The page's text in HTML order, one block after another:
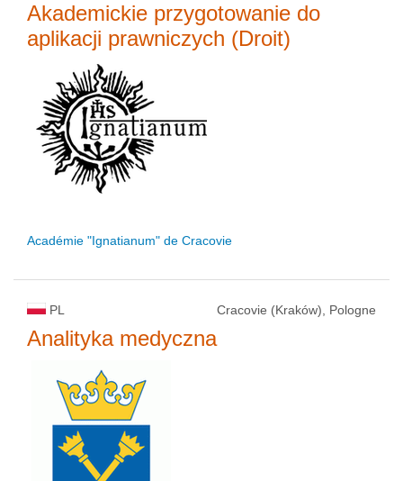
Akademickie przygotowanie do
aplikacji prawniczych (Droit)
Académie "Ignatianum" de Cracovie
PL Cracovie (Kraków), Pologne
Analityka medyczna